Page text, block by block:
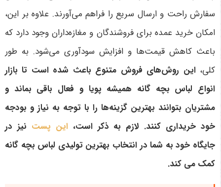
سفارش راحت و ارسال سریع را فراهم می‌آورند. علاوه بر این،
امکان خرید عمده برای فروشندگان و مغازه‌داران وجود دارد که
باعث کاهش قیمت‌ها و افزایش سودآوری می‌شود. به طور
کلی، این روش‌های فروش متنوع باعث شده است تا بازار
انواع لباس بچه گانه همیشه پویا و فعال باقی بماند و
مشتریان بتوانند بهترین گزینه‌ها را با توجه به نیاز و بودجه
خود خریداری کنند. لازم به ذکر است، این پست نیز در
جایگاه خود به شما در انتخاب بهترین تولیدی لباس بچه گانه
کمک می کند.